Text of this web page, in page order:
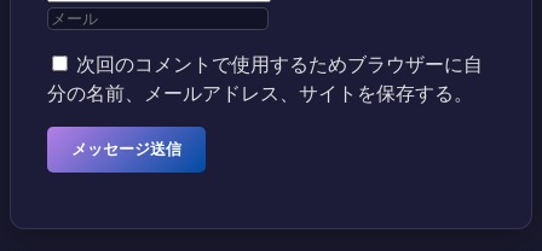
次回のコメントで使用するためブラウザーに自
分の名前、メールアドレス、サイトを保存する。